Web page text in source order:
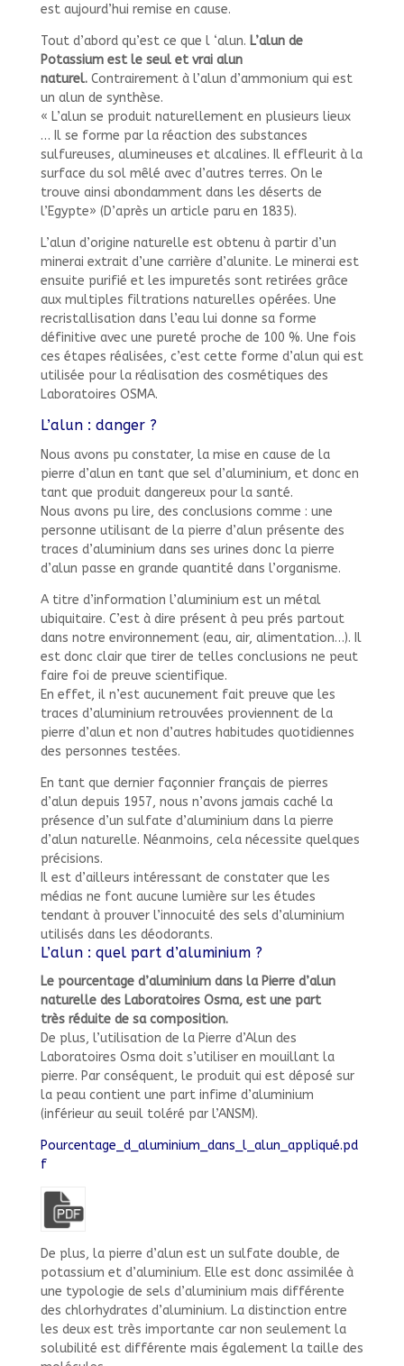
est aujourd’hui remise en cause.
Tout d’abord qu’est ce que l ‘alun. L’alun de
Potassium est le seul et vrai alun
naturel.Contrairement à l’alun d’ammonium qui est
un alun de synthèse.
« L’alun se produit naturellement en plusieurs lieux
… Il se forme par la réaction des substances
sulfureuses, alumineuses et alcalines. Il effleurit à la
surface du sol mêlé avec d’autres terres. On le
trouve ainsi abondamment dans les déserts de
l’Egypte» (D’après un article paru en 1835).
L’alun d’origine naturelle est obtenu à partir d’un
minerai extrait d’une carrière d’alunite. Le minerai est
ensuite purifié et les impuretés sont retirées grâce
aux multiples filtrations naturelles opérées. Une
recristallisation dans l’eau lui donne sa forme
définitive avec une pureté proche de 100 %. Une fois
ces étapes réalisées, c’est cette forme d’alun qui est
utilisée pour la réalisation des cosmétiques des
Laboratoires OSMA.
L’alun : danger ?
Nous avons pu constater, la mise en cause de la
pierre d’alun en tant que sel d’aluminium, et donc en
tant que produit dangereux pour la santé.
Nous avons pu lire, des conclusions comme : une
personne utilisant de la pierre d’alun présente des
traces d’aluminium dans ses urines donc la pierre
d’alun passe en grande quantité dans l’organisme.
A titre d’information l’aluminium est un métal
ubiquitaire. C’est à dire présent à peu prés partout
dans notre environnement (eau, air, alimentation…). Il
est donc clair que tirer de telles conclusions ne peut
faire foi de preuve scientifique.
En effet, il n’est aucunement fait preuve que les
traces d’aluminium retrouvées proviennent de la
pierre d’alun et non d’autres habitudes quotidiennes
des personnes testées.
En tant que dernier façonnier français de pierres
d’alun depuis 1957, nous n’avons jamais caché la
présence d’un sulfate d’aluminium dans la pierre
d’alun naturelle. Néanmoins, cela nécessite quelques
précisions.
Il est d’ailleurs intéressant de constater que les
médias ne font aucune lumière sur les études
tendant à prouver l’innocuité des sels d’aluminium
utilisés dans les déodorants.
L’alun : quel part d’aluminium ?
Le pourcentage d’aluminium dans la Pierre d’alun
naturelle des Laboratoires Osma, est une part
très réduite de sa composition.
De plus, l’utilisation de la Pierre d’Alun des
Laboratoires Osma doit s’utiliser en mouillant la
pierre. Par conséquent, le produit qui est déposé sur
la peau contient une part infime d’aluminium
(inférieur au seuil toléré par l’ANSM).
Pourcentage_d_aluminium_dans_l_alun_appliqué.pd
f
De plus, la pierre d’alun est un sulfate double, de
potassium et d’aluminium. Elle est donc assimilée à
une typologie de sels d’aluminium mais différente
des chlorhydrates d’aluminium. La distinction entre
les deux est très importante car non seulement la
solubilité est différente mais également la taille des